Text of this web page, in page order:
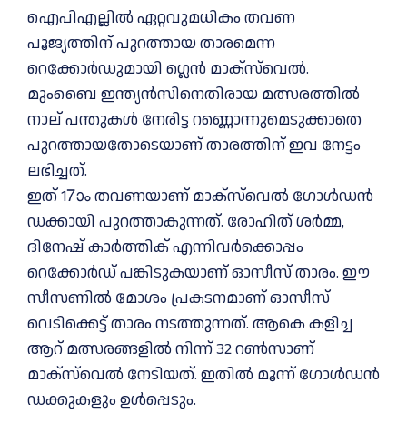
ഐപിഎല്ലിൽ ഏറ്റവുമധികം തവണ
പൂജ്യത്തിന് പുറത്തായ താരമെന്ന
റെക്കോർഡുമായി ഗ്ലെൻ മാക്സ്‌വെൽ.
മുംബൈ ഇന്ത്യൻസിനെതിരായ മത്സരത്തിൽ
നാല് പന്തുകൾ നേരിട്ട റണ്ണൊന്നുമെടുക്കാതെ
പുറത്തായതോടെയാണ് താരത്തിന് ഇവ നേട്ടം
ലഭിച്ചത്.
ഇത് 17ാം തവണയാണ് മാക്സ്‌വെൽ ഗോൾഡൻ
ഡക്കായി പുറത്താകുന്നത്. രോഹിത് ശർമ്മ,
ദിനേഷ് കാർത്തിക് എന്നിവർക്കൊപ്പം
റെക്കോർഡ് പങ്കിടുകയാണ് ഓസീസ് താരം. ഈ
സീസണിൽ മോശം പ്രകടനമാണ് ഓസീസ്
വെടിക്കെട്ട് താരം നടത്തുന്നത്. ആകെ കളിച്ച
ആറ് മത്സരങ്ങളിൽ നിന്ന് 32 റൺസാണ്
മാക്സ്‌വെൽ നേടിയത്. ഇതിൽ മൂന്ന് ഗോൾഡൻ
ഡക്കുകളും ഉൾപ്പെടും.